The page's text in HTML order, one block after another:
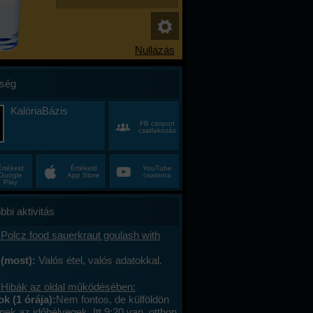
KalóriaBázis
FB csoport
csatlakozás
Play
Értékeld
App Store
YouTube
csatorna
aktivitás
food sauerkraut goulash with
Valós étel, valós adatokkal.
az oldal működésében:
(1 órája):Nem fontos, de külföldön